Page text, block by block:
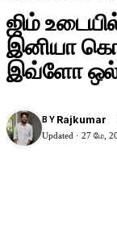
ஜிம்
இனியா
இவ்ளோ
BY Rajkumar
Updated · 27 மே,